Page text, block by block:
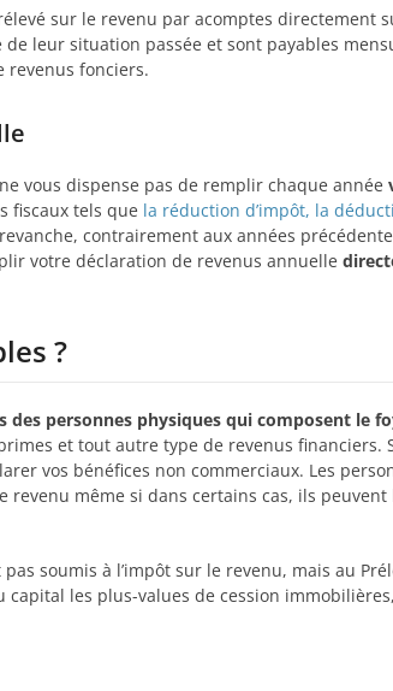
sur le revenu par acomptes directement
leur situation passée et sont payables
revenus fonciers.
vous dispense pas de remplir chaque année
fiscaux tels que la réduction d’impôt, la
contrairement aux années
votre déclaration de revenus annuelle
?
des personnes physiques qui composent le
et tout autre type de revenus financiers.
vos bénéfices non commerciaux. Les
revenu même si dans certains cas, ils peuvent
soumis à l’impôt sur le revenu, mais au
capital les plus-values de cession